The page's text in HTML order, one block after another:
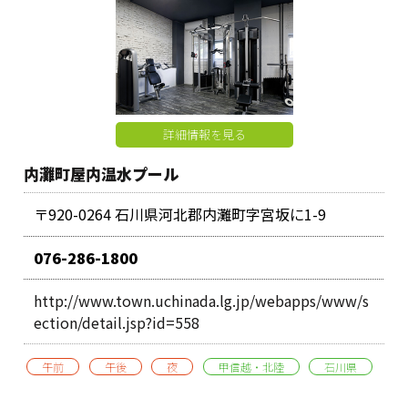
詳細情報を見る
内灘町屋内温水プール
〒920-0264 石川県河北郡内灘町字宮坂に1-9
076-286-1800
http://www.town.uchinada.lg.jp/webapps/www/s
ection/detail.jsp?id=558
午前 午後 夜 甲信越・北陸 石川県